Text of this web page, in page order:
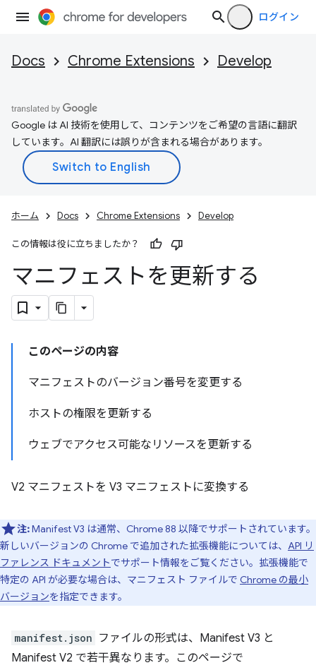
ログイン
Docs Chrome Extensions Develop
Google は AI 技術を使用して、コンテンツをご希望の言語に翻訳
しています。AI 翻訳には誤りが含まれる場合があります。
ホーム Docs Chrome Extensions Develop
この情報は役に立ちましたか？
マニフェストを更新する
このページの内容
マニフェストのバージョン番号を変更する
ホストの権限を更新する
ウェブでアクセス可能なリソースを更新する
V2 マニフェストを V3 マニフェストに変換する
注:Manifest V3 は通常、Chrome 88 以降でサポートされています。
新しいバージョンの Chrome で追加された拡張機能については、 API リ
ファレンス ドキュメントでサポート情報をご覧ください。拡張機能で
特定の API が必要な場合は、マニフェスト ファイルで Chrome の最小
バージョンを指定できます。
manifest.json ファイルの形式は、Manifest V3 と
Manifest V2 で若干異なります。このページで